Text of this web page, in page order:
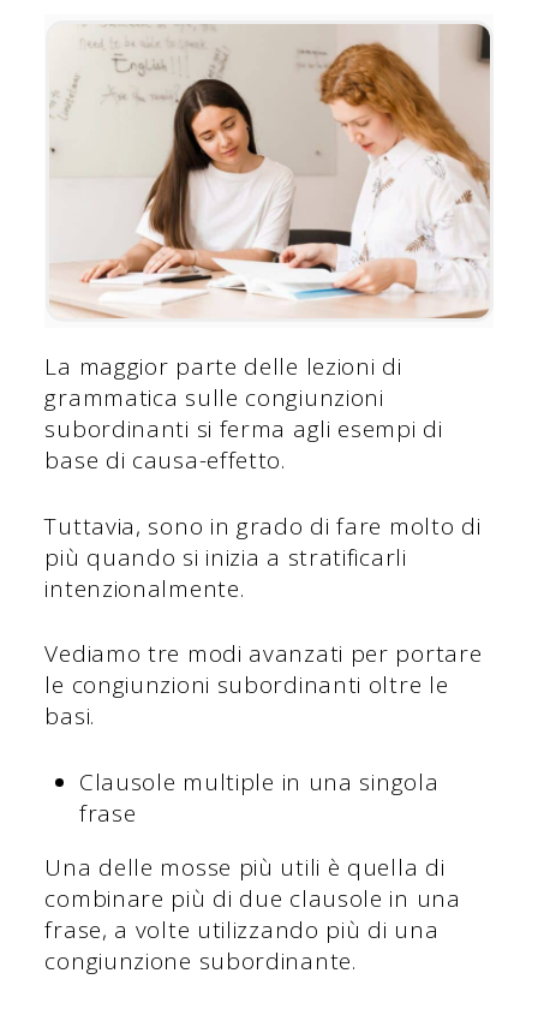
La maggior parte delle lezioni di
grammatica sulle congiunzioni
subordinanti si ferma agli esempi di
base di causa-effetto.
Tuttavia, sono in grado di fare molto di
più quando si inizia a stratificarli
intenzionalmente.
Vediamo tre modi avanzati per portare
le congiunzioni subordinanti oltre le
basi.
Clausole multiple in una singola
frase
Una delle mosse più utili è quella di
combinare più di due clausole in una
frase, a volte utilizzando più di una
congiunzione subordinante.